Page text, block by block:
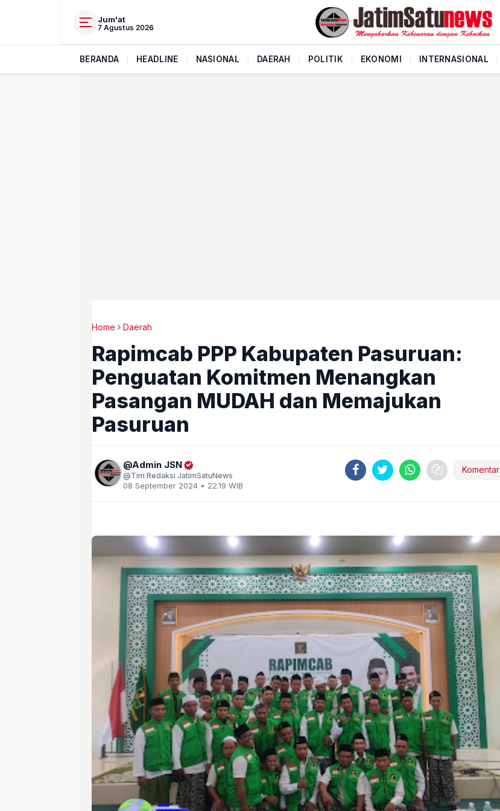
Jum'at
7 Agustus 2026
BERANDA HEADLINE NASIONAL DAERAH POLITIK EKONOMI INTERNASIONAL
Home Daerah
Rapimcab PPP Kabupaten Pasuruan:
Penguatan Komitmen Menangkan
Pasangan MUDAH dan Memajukan
Pasuruan
Admin JSN
Tim Redaksi JatimSatuNews
08 September 2024 • 22.19 WIB
Komentar